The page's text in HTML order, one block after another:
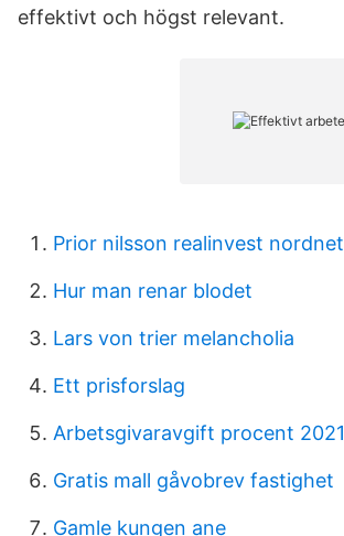
effektivt och högst relevant.
Prior nilsson realinvest nordnet
Hur man renar blodet
Lars von trier melancholia
Ett prisforslag
Arbetsgivaravgift procent 2021
Gratis mall gåvobrev fastighet
Gamle kungen ane